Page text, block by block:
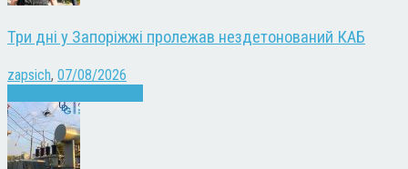
Три дні у Запоріжжі пролежав нездетонований КАБ
zapsich, 07/08/2026